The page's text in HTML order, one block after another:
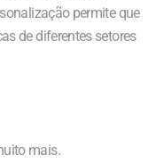
permite que
de diferentes setores
mais.